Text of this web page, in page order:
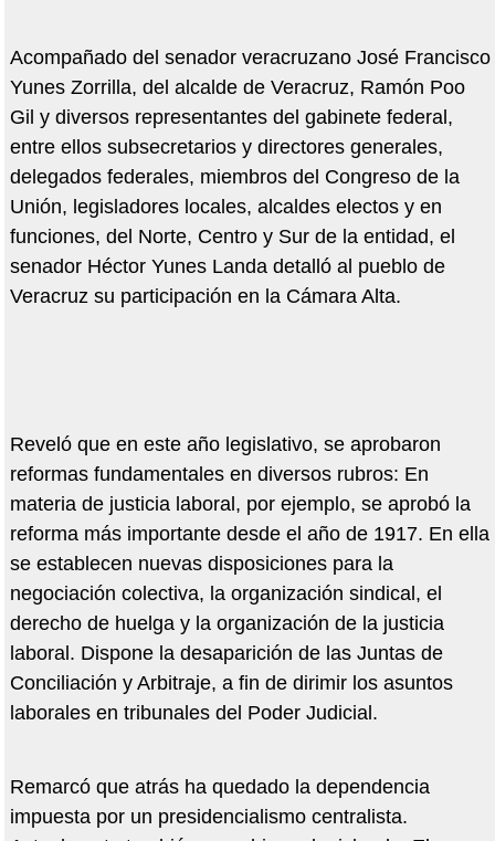
Acompañado del senador veracruzano José Francisco
Yunes Zorrilla, del alcalde de Veracruz, Ramón Poo
Gil y diversos representantes del gabinete federal,
entre ellos subsecretarios y directores generales,
delegados federales, miembros del Congreso de la
Unión, legisladores locales, alcaldes electos y en
funciones, del Norte, Centro y Sur de la entidad, el
senador Héctor Yunes Landa detalló al pueblo de
Veracruz su participación en la Cámara Alta.
Reveló que en este año legislativo, se aprobaron
reformas fundamentales en diversos rubros: En
materia de justicia laboral, por ejemplo, se aprobó la
reforma más importante desde el año de 1917. En ella
se establecen nuevas disposiciones para la
negociación colectiva, la organización sindical, el
derecho de huelga y la organización de la justicia
laboral. Dispone la desaparición de las Juntas de
Conciliación y Arbitraje, a fin de dirimir los asuntos
laborales en tribunales del Poder Judicial.
Remarcó que atrás ha quedado la dependencia
impuesta por un presidencialismo centralista.